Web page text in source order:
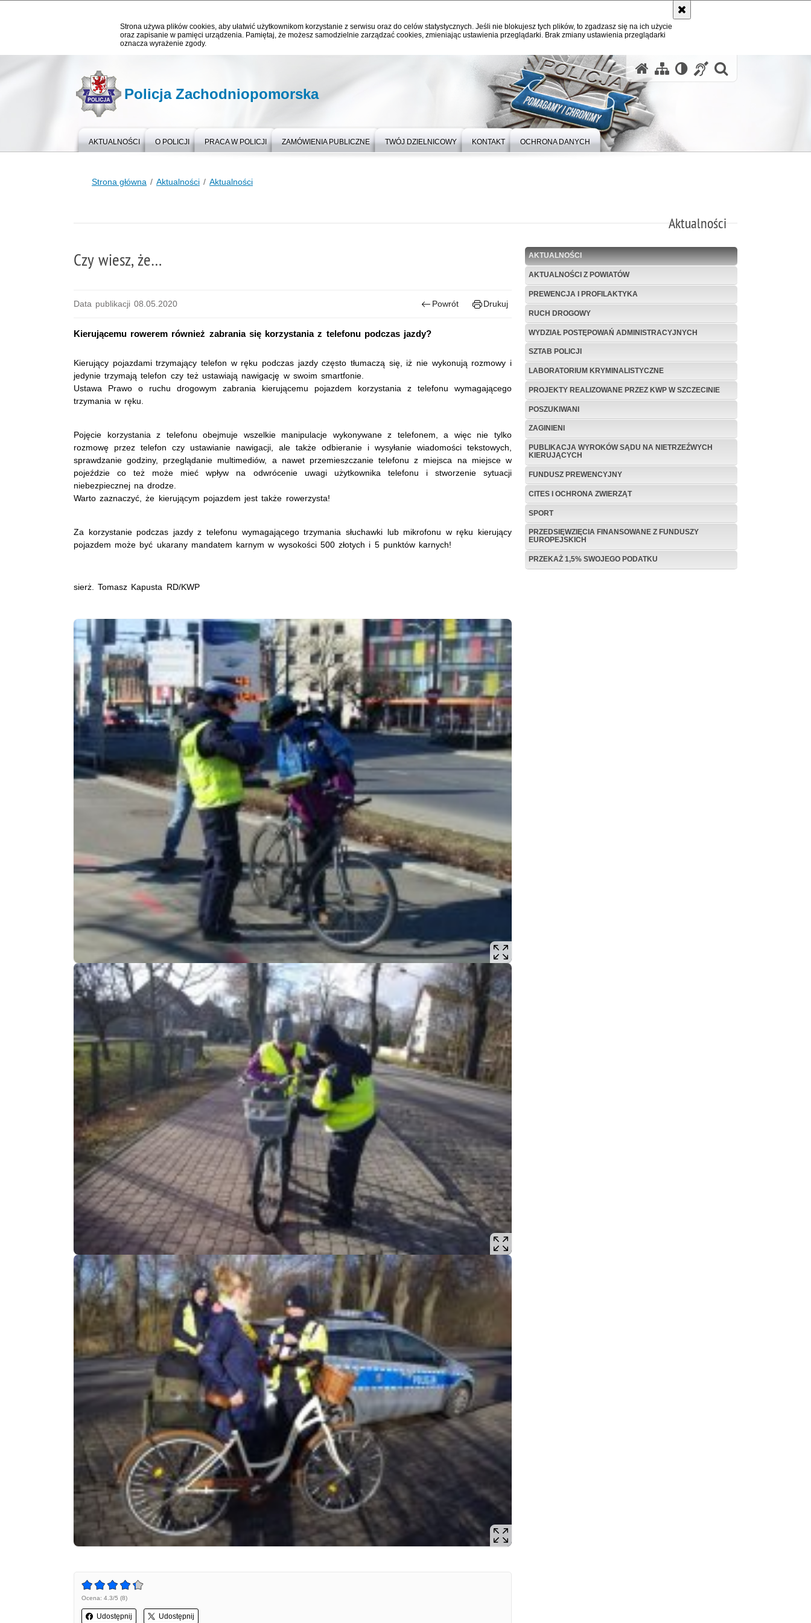
Strona używa plików cookies, aby ułatwić użytkownikom korzystanie z serwisu oraz do celów statystycznych. Jeśli nie blokujesz tych plików, to zgadzasz się na ich użycie
oraz zapisanie w pamięci urządzenia. Pamiętaj, że możesz samodzielnie zarządzać cookies, zmieniając ustawienia przeglądarki. Brak zmiany ustawienia przeglądarki
oznacza wyrażenie zgody.
Policja Zachodniopomorska
AKTUALNOŚCI O POLICJI PRACA W POLICJI ZAMÓWIENIA PUBLICZNE TWÓJ DZIELNICOWY KONTAKT OCHRONA DANYCH
Strona główna Aktualności Aktualności
Aktualności
AKTUALNOŚCI
AKTUALNOŚCI Z POWIATÓW
PREWENCJA I PROFILAKTYKA
RUCH DROGOWY
WYDZIAŁ POSTĘPOWAŃ ADMINISTRACYJNYCH
SZTAB POLICJI
LABORATORIUM KRYMINALISTYCZNE
PROJEKTY REALIZOWANE PRZEZ KWP W SZCZECINIE
POSZUKIWANI
ZAGINIENI
PUBLIKACJA WYROKÓW SĄDU NA NIETRZEŹWYCH
KIERUJĄCYCH
FUNDUSZ PREWENCYJNY
CITES I OCHRONA ZWIERZĄT
SPORT
PRZEDSIĘWZIĘCIA FINANSOWANE Z FUNDUSZY
EUROPEJSKICH
PRZEKAŻ 1,5% SWOJEGO PODATKU
Czy wiesz, że…
Data publikacji 08.05.2020 Powrót Drukuj
Kierującemu rowerem również zabrania się korzystania z telefonu podczas jazdy?
Kierujący pojazdami trzymający telefon w ręku podczas jazdy często tłumaczą się, iż nie wykonują rozmowy i
jedynie trzymają telefon czy też ustawiają nawigację w swoim smartfonie.
Ustawa Prawo o ruchu drogowym zabrania kierującemu pojazdem korzystania z telefonu wymagającego
trzymania w ręku.
Pojęcie korzystania z telefonu obejmuje wszelkie manipulacje wykonywane z telefonem, a więc nie tylko
rozmowę przez telefon czy ustawianie nawigacji, ale także odbieranie i wysyłanie wiadomości tekstowych,
sprawdzanie godziny, przeglądanie multimediów, a nawet przemieszczanie telefonu z miejsca na miejsce w
pojeździe co też może mieć wpływ na odwrócenie uwagi użytkownika telefonu i stworzenie sytuacji
niebezpiecznej na drodze.
Warto zaznaczyć, że kierującym pojazdem jest także rowerzysta!
Za korzystanie podczas jazdy z telefonu wymagającego trzymania słuchawki lub mikrofonu w ręku kierujący
pojazdem może być ukarany mandatem karnym w wysokości 500 złotych i 5 punktów karnych!
sierż. Tomasz Kapusta RD/KWP
Ocena: 4.3/5 (8)
Udostępnij Udostępnij